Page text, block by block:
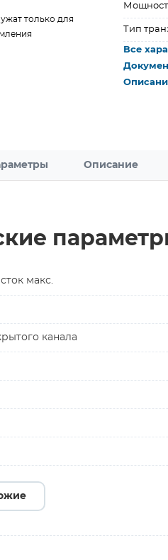
только для
Тип
Все
Описание
макс.
канала